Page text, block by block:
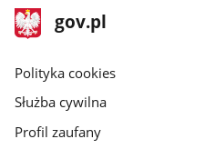
stopka
gov.pl
Strona
gov.pl
gov.pl
Polityka cookies
Służba cywilna
Profil zaufany